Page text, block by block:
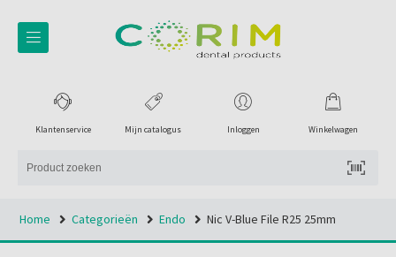
Winkelwagen
Inloggen
Mijn catalogus
Klantenservice
Home Categorieën Endo Nic V-Blue File R25 25mm